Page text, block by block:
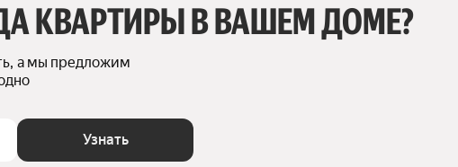
КВАРТИРЫ В ВАШЕМ ДОМЕ?
а мы предложим
Узнать